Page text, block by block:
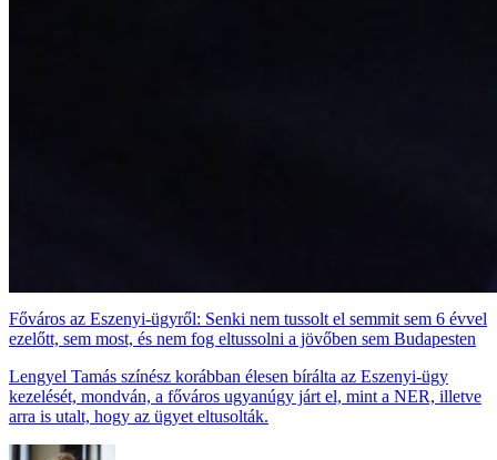
Főváros az Eszenyi-ügyről: Senki nem tussolt el semmit sem 6 évvel
ezelőtt, sem most, és nem fog eltussolni a jövőben sem Budapesten
Lengyel Tamás színész korábban élesen bírálta az Eszenyi-ügy
kezelését, mondván, a főváros ugyanúgy járt el, mint a NER, illetve
arra is utalt, hogy az ügyet eltusolták.